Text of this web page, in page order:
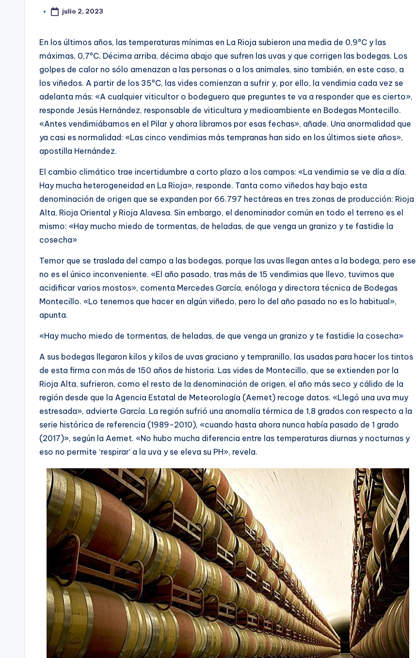
julio 2, 2023
En los últimos años, las temperaturas mínimas en La Rioja subieron una media de 0,9ºC y las
máximas, 0,7ºC. Décima arriba, décima abajo que sufren las uvas y que corrigen las bodegas. Los
golpes de calor no sólo amenazan a las personas o a los animales, sino también, en este caso, a
los viñedos. A partir de los 35ºC, las vides comienzan a sufrir y, por ello, la vendimia cada vez se
adelanta más: «A cualquier viticultor o bodeguero que preguntes te va a responder que es cierto»,
responde Jesús Hernández, responsable de viticultura y medioambiente en Bodegas Montecillo.
«Antes vendimiábamos en el Pilar y ahora libramos por esas fechas», añade. Una anormalidad que
ya casi es normalidad: «Las cinco vendimias más tempranas han sido en los últimos siete años»,
apostilla Hernández.
El cambio climático trae incertidumbre a corto plazo a los campos: «La vendimia se ve día a día.
Hay mucha heterogeneidad en La Rioja», responde. Tanta como viñedos hay bajo esta
denominación de origen que se expanden por 66.797 hectáreas en tres zonas de producción: Rioja
Alta, Rioja Oriental y Rioja Alavesa. Sin embargo, el denominador común en todo el terreno es el
mismo: «Hay mucho miedo de tormentas, de heladas, de que venga un granizo y te fastidie la
cosecha»
Temor que se traslada del campo a las bodegas, porque las uvas llegan antes a la bodega, pero ese
no es el único inconveniente. «El año pasado, tras más de 15 vendimias que llevo, tuvimos que
acidificar varios mostos», comenta Mercedes García, enóloga y directora técnica de Bodegas
Montecillo. «Lo tenemos que hacer en algún viñedo, pero lo del año pasado no es lo habitual»,
apunta.
«Hay mucho miedo de tormentas, de heladas, de que venga un granizo y te fastidie la cosecha»
A sus bodegas llegaron kilos y kilos de uvas graciano y tempranillo, las usadas para hacer los tintos
de esta firma con más de 150 años de historia. Las vides de Montecillo, que se extienden por la
Rioja Alta, sufrieron, como el resto de la denominación de origen, el año más seco y cálido de la
región desde que la Agencia Estatal de Meteorología (Aemet) recoge datos. «Llegó una uva muy
estresada», advierte García. La región sufrió una anomalía térmica de 1,8 grados con respecto a la
serie histórica de referencia (1989-2010), «cuando hasta ahora nunca había pasado de 1 grado
(2017)», según la Aemet. «No hubo mucha diferencia entre las temperaturas diurnas y nocturnas y
eso no permite ‘respirar’ a la uva y se eleva su PH», revela.